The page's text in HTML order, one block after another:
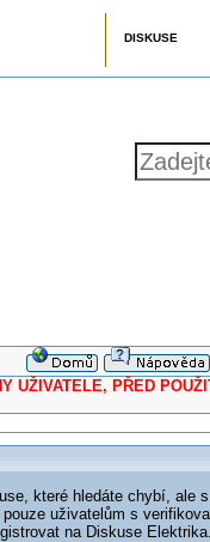
DISKUSE
PŘED
které hledáte chybí, ale
pouze uživatelům s
na Diskuse